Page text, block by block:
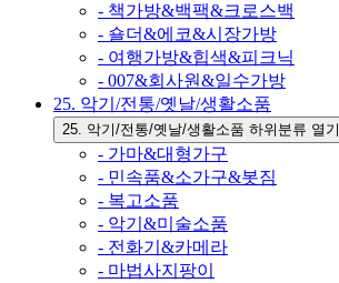
- 책가방&백팩&크로스백
- 숄더&에코&시장가방
- 여행가방&힙색&피크닉
- 007&회사원&일수가방
25. 악기/전통/옛날/생활소품
25. 악기/전통/옛날/생활소품 하위분류 열기
- 가마&대형가구
- 민속품&소가구&봇짐
- 복고소품
- 악기&미술소품
- 전화기&카메라
- 마법사지팡이